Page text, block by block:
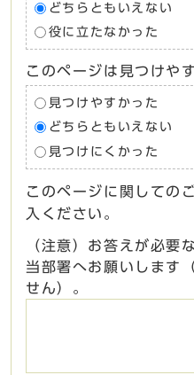
どちらともいえない
役に立たなかった
このページは見つけや
見つけやすかった
どちらともいえない
見つけにくかった
このページに関しての
入ください。
（注意）お答えが必要
当部署へお願いします
せん）。